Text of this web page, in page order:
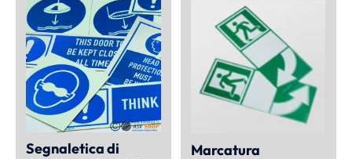
Segnaletica di
Marcatura